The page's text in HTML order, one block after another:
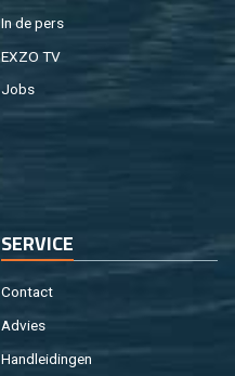
In de pers
EXZO TV
Jobs
SER­VI­CE
Con­tact
Ad­vies
Hand­lei­din­gen